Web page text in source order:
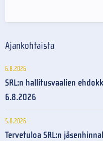
Ajankohtaista
6.8.2026
SRL:n hallitusvaalien
6.8.2026
5.8.2026
Tervetuloa SRL:n